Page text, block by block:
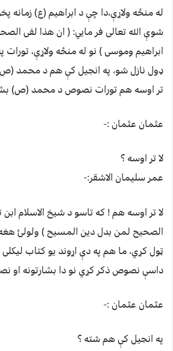
له منځه ولاړې،دا چې د ابراهیم (ع) زمانه
شوې الله تعالی فر مایي: ( ان هذا لفی
ابراهیم وموسی ) نو له منځه ولاړې،
ډول نازل شو، په انجیل کې هم د محمد (ص)
تر اوسه هم تورات نصوص د محمد (ص)
عثمان عثمان :-
لا تر اوسه ؟
عمر سلیمان الاشقر:-
لا تر اوسه هم ! که تاسو د شیخ الاسلام
الصحیح لمن بدل دین المسیح ) ولولئ هغه
ټول کړي، ما هم په دې اړوند یو کتاب
داسې نصوص ذکر کړي نو دا بشارتونه او
عثمان عثمان :-
په انجیل کې هم شته ؟